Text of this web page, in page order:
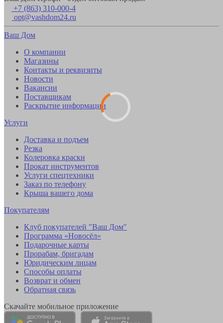
+7 (863) 310-000-4
opt@vashdom24.ru
Ваш Дом
О компании
Магазины
Контакты и реквизиты
Новости
Вакансии
Поставщикам
Раскрытие информации
Услуги
Доставка и подъем
Резка
Колеровка краски
Прокат инструментов
Услуги спецтехники
Заказ по телефону
Крыша вашего дома
Покупателям
Клуб покупателей "Ваш Дом"
Программа «Новосёл»
Подарочные карты
Прорабам, бригадам
Юридическим лицам
Способы оплаты
Возврат и обмен
Обратная связь
Скачайте мобильное приложение